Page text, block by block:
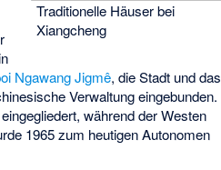
Traditionelle Häuser bei
Xiangcheng
Ngawang Jigmê, die Stadt und das
Verwaltung eingebunden.
während der Westen
1965 zum heutigen Autonomen